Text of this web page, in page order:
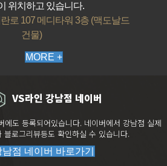
위치하고 있습니다.
로 107 메디타워 3층 (맥도날드
건물)
MORE +
VS라인 강남점 네이버
에도 등록되어있습니다. 네이버에서 강남점 실제
블로그리뷰등도 확인하실 수 있습니다.
남점 네이버 바로가기